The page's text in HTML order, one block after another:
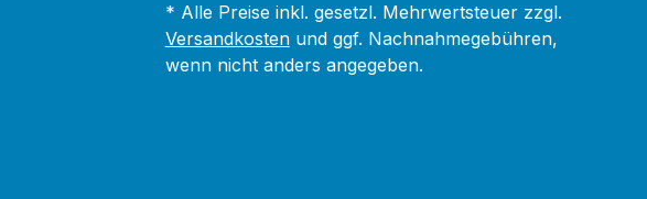
* Alle Preise inkl. gesetzl. Mehrwertsteuer zzgl.
Versandkostenund ggf. Nachnahmegebühren,
wenn nicht anders angegeben.